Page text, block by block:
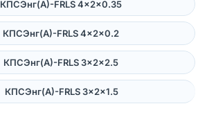
КПСЭнг(А)-FRLS 4×2×0.35
КПСЭнг(А)-FRLS 4×2×0.2
КПСЭнг(А)-FRLS 3×2×2.5
КПСЭнг(А)-FRLS 3×2×1.5